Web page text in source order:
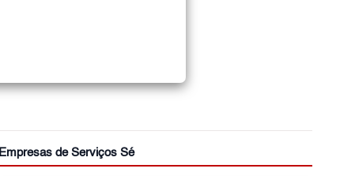
Empresas de Serviços Sé